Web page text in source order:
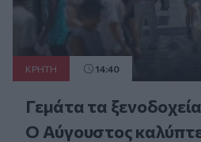
ΚΡΗΤΗ 14:40
Γεμάτα τα
Ο Αύγουστος